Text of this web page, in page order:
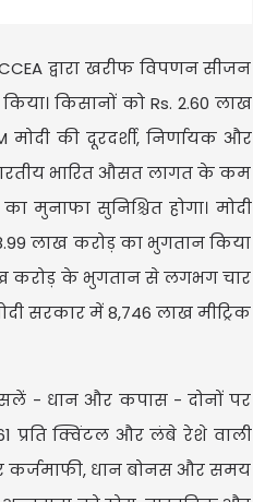
द्वारा खरीफ विपणन सीजन
किसानों को Rs. 2.60 लाख
की दूरदर्शी, निर्णायक और
भारित औसत लागत के कम
मुनाफा सुनिश्चित होगा। मोदी
लाख करोड़ का भुगतान किया
करोड़ के भुगतान से लगभग चार
सरकार में 8,746 लाख मीट्रिक
- धान और कपास - दोनों पर
प्रति क्विंटल और लंबे रेशे वाली
कर्जमाफी, धान बोनस और समय